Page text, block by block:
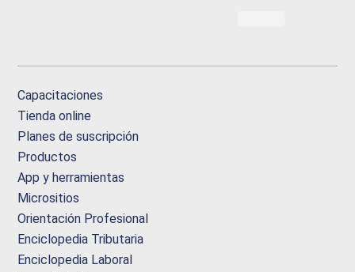
Capacitaciones
Tienda online
Planes de suscripción
Productos
App y herramientas
Micrositios
Orientación Profesional
Enciclopedia Tributaria
Enciclopedia Laboral